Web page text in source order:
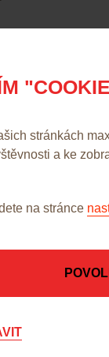
stránkách
a ke
na stránce